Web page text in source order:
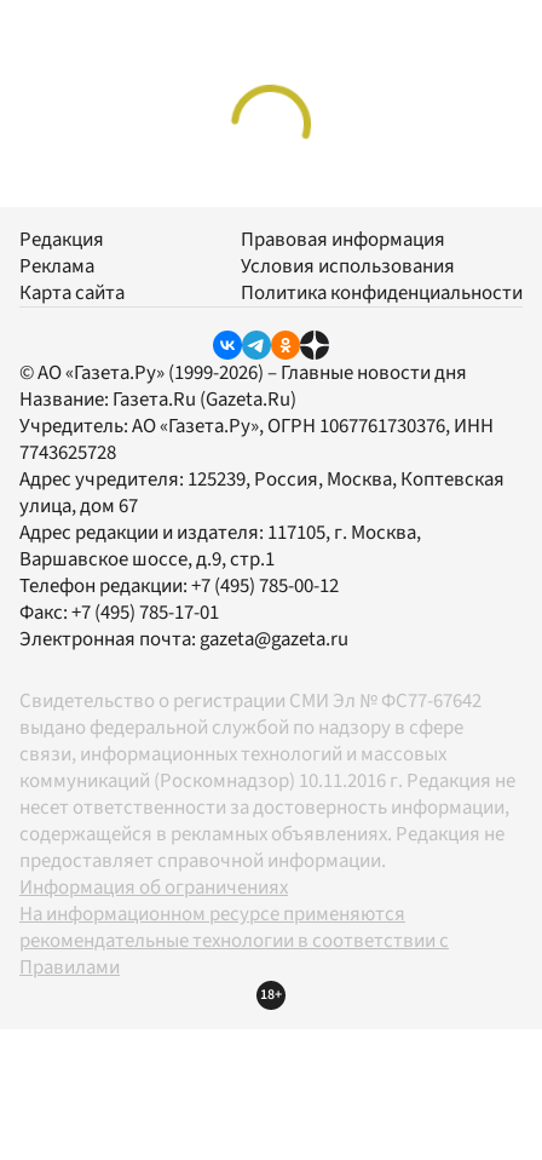
Редакция
Реклама
Карта сайта
Правовая информация
Условия использования
Политика конфиденциальности
© АО «Газета.Ру» (1999-2026) – Главные новости дня
Название: Газета.Ru (Gazeta.Ru)
Учредитель:АО «Газета.Ру», ОГРН 1067761730376, ИНН
7743625728
Адрес учредителя: 125239, Россия, Москва, Коптевская
улица, дом 67
Адрес редакции и издателя: 117105, г. Москва,
Варшавское шоссе, д.9, стр.1
Телефон редакции:+7 (495) 785-00-12
Факс:+7 (495) 785-17-01
Электронная почта:gazeta@gazeta.ru
Свидетельство о регистрации СМИ Эл № ФС77-67642
выдано федеральной службой по надзору в сфере
связи, информационных технологий и массовых
коммуникаций (Роскомнадзор) 10.11.2016 г. Редакция не
несет ответственности за достоверность информации,
содержащейся в рекламных объявлениях. Редакция не
предоставляет справочной информации.
Информация об ограничениях
На информационном ресурсе применяются
рекомендательные технологии в соответствии с
Правилами
18+